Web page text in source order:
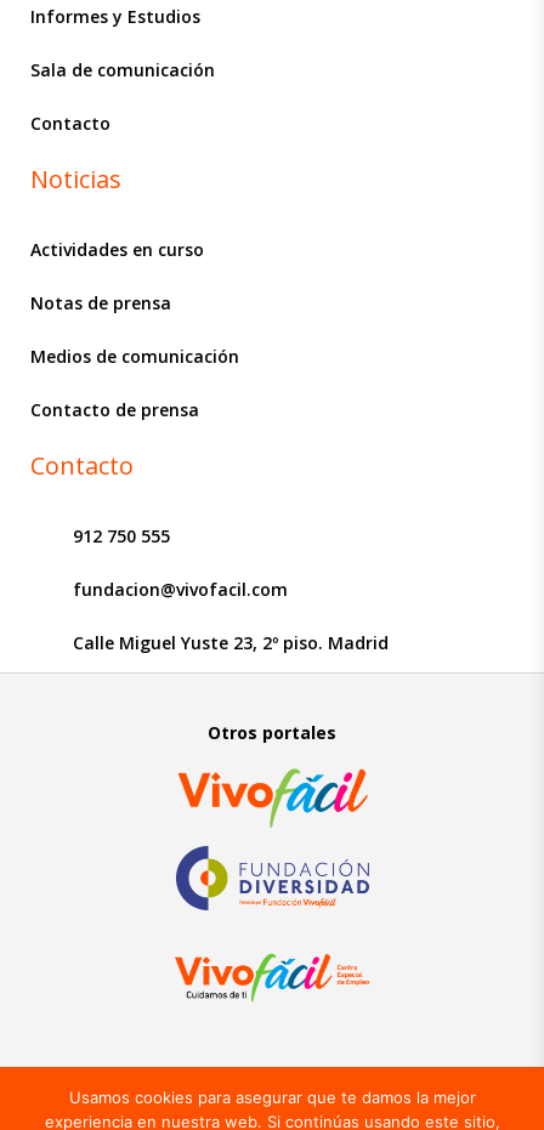
Informes y Estudios
Sala de comunicación
Contacto
Noticias
Actividades en curso
Notas de prensa
Medios de comunicación
Contacto de prensa
Contacto
912 750 555
fundacion@vivofacil.com
Calle Miguel Yuste 23, 2º piso. Madrid
Otros portales
Usamos cookies para asegurar que te damos la mejor
experiencia en nuestra web. Si continúas usando este sitio,